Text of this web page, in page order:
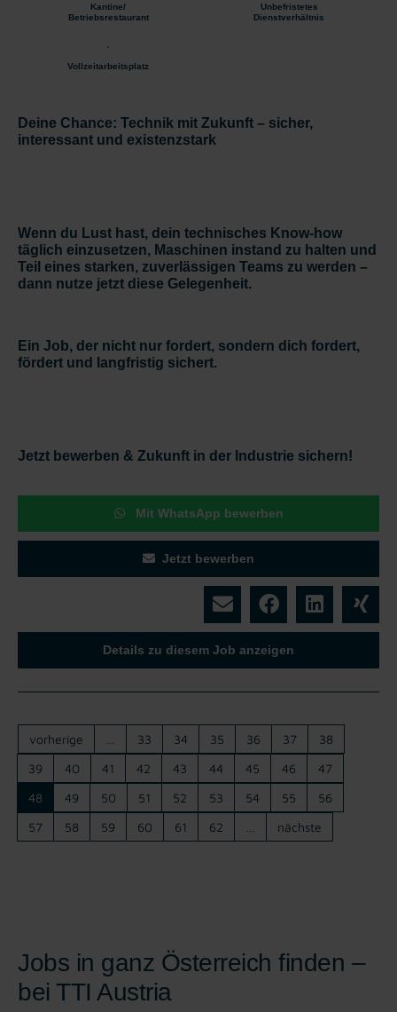
Kantine/
Betriebsrestaurant
Unbefristetes
Dienstverhältnis
Vollzeitarbeitsplatz
Deine Chance: Technik mit Zukunft – sicher,
interessant und existenzstark
Wenn du Lust hast, dein technisches Know-how
täglich einzusetzen, Maschinen instand zu halten und
Teil eines starken, zuverlässigen Teams zu werden –
dann nutze jetzt diese Gelegenheit.
Ein Job, der nicht nur fordert, sondern dich fordert,
fördert und langfristig sichert.
Jetzt bewerben & Zukunft in der Industrie sichern!
Mit WhatsApp bewerben
Jetzt bewerben
Details zu diesem Job anzeigen
vorherige 33 34 35 36 37
38
39
40 41 42 43 44 45 46
47
48
49 50 51 52 53 54 55
56
57
58 59 60 61 62 nächste
Jobs in ganz Österreich finden –
bei TTI Austria